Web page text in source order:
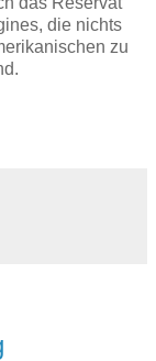
die nichts
zu